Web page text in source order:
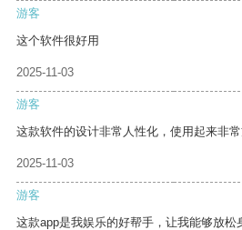
游客
这个软件很好用
2025-11-03
游客
这款软件的设计非常人性化，使用起来非常
2025-11-03
游客
这款app是我娱乐的好帮手，让我能够放松